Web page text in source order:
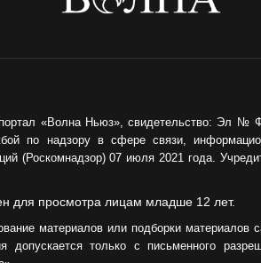
«Волна Ньюз», свидетельство: Эл №
по надзору в сфере связи,
(Роскомнадзор) 07 июля 2021 года.
для просмотра лицам младше 12 лет.
материалов или подборки материалов
допускается только с письменного